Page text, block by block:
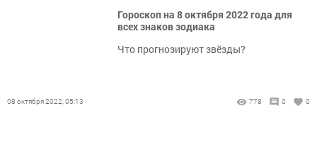
Гороскоп на 8 октября 2022 года для
всех знаков зодиака
Что прогнозируют звёзды?
08 октября 2022, 05:13 778 0 0